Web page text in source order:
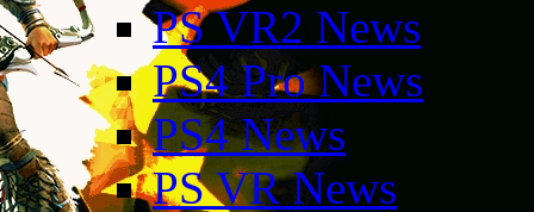
PS VR2 News
PS4 Pro News
PS4 News
PS VR News